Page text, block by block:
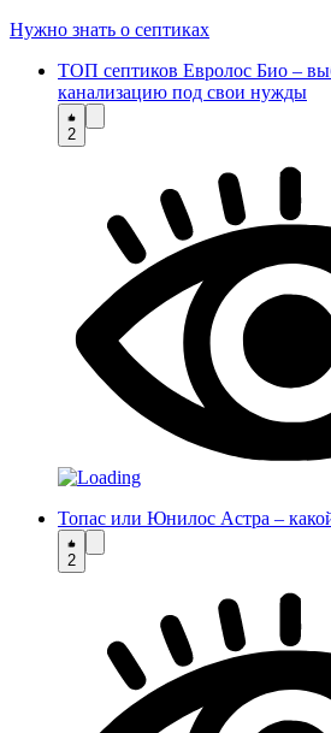
Нужно знать о септиках
ТОП септиков Евролос Био –
канализацию под свои нужды
2
Топас или Юнилос Астра –
2